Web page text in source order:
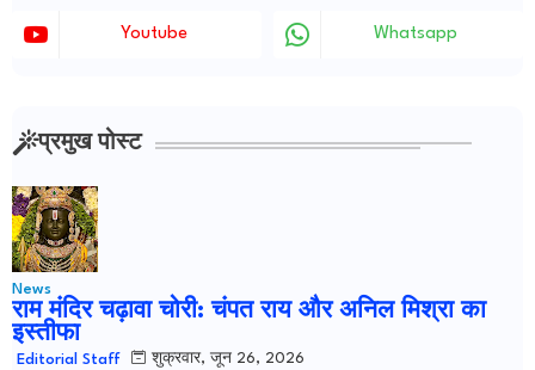
Youtube Whatsapp
प्रमुख पोस्ट
News
राम मंदिर चढ़ावा चोरी: चंपत राय और अनिल मिश्रा का
इस्तीफा
Editorial Staff शुक्रवार, जून 26, 2026